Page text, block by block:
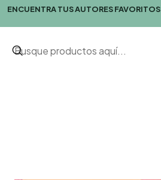
ENCUENTRA TUS AUTORES FAVORITOS